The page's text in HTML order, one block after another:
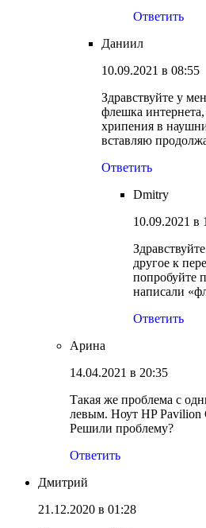
Ответить
Даниил
10.09.2021 в 08:55
Здравствуйте у
флешка
хрипения в
вставляю
Ответить
Dmitry
10.09.2021 в
другое к
попробуйте
написали
Ответить
Арина
14.04.2021 в 20:35
Такая же проблема с
левым. Ноут HP Pavilion
Решили проблему?
Ответить
Дмитрий
21.12.2020 в 01:28